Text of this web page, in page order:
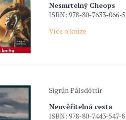
Nesmrtelný Cheops
ISBN: 978-80-7633-066-5
Více o knize
Sigrún Pálsdóttir
Neuvěřitelná cesta
ISBN: 978-80-7443-547-8